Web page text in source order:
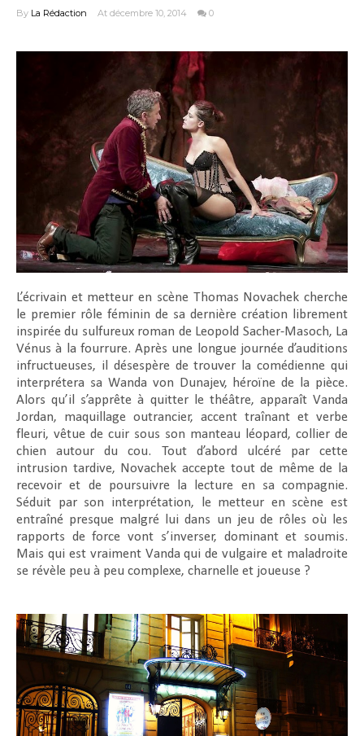
By La Rédaction At décembre 10, 2014 0
L’écrivain et metteur en scène Thomas Novachek cherche
le premier rôle féminin de sa dernière création librement
inspirée du sulfureux roman de Leopold Sacher-Masoch, La
Vénus à la fourrure. Après une longue journée d’auditions
infructueuses, il désespère de trouver la comédienne qui
interprétera sa Wanda von Dunajev, héroïne de la pièce.
Alors qu’il s’apprête à quitter le théâtre, apparaît Vanda
Jordan, maquillage outrancier, accent traînant et verbe
fleuri, vêtue de cuir sous son manteau léopard, collier de
chien autour du cou. Tout d’abord ulcéré par cette
intrusion tardive, Novachek accepte tout de même de la
recevoir et de poursuivre la lecture en sa compagnie.
Séduit par son interprétation, le metteur en scène est
entraîné presque malgré lui dans un jeu de rôles où les
rapports de force vont s’inverser, dominant et soumis.
Mais qui est vraiment Vanda qui de vulgaire et maladroite
se révèle peu à peu complexe, charnelle et joueuse ?